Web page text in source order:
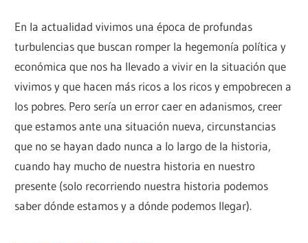
En la actualidad vivimos una época de profundas
turbulencias que buscan romper la hegemonía política y
económica que nos ha llevado a vivir en la situación que
vivimos y que hacen más ricos a los ricos y empobrecen a
los pobres. Pero sería un error caer en adanismos, creer
que estamos ante una situación nueva, circunstancias
que no se hayan dado nunca a lo largo de la historia,
cuando hay mucho de nuestra historia en nuestro
presente (solo recorriendo nuestra historia podemos
saber dónde estamos y a dónde podemos llegar).